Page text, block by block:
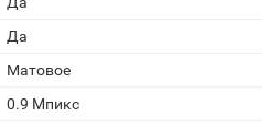
Да
Матовое
0.9 Мпикс